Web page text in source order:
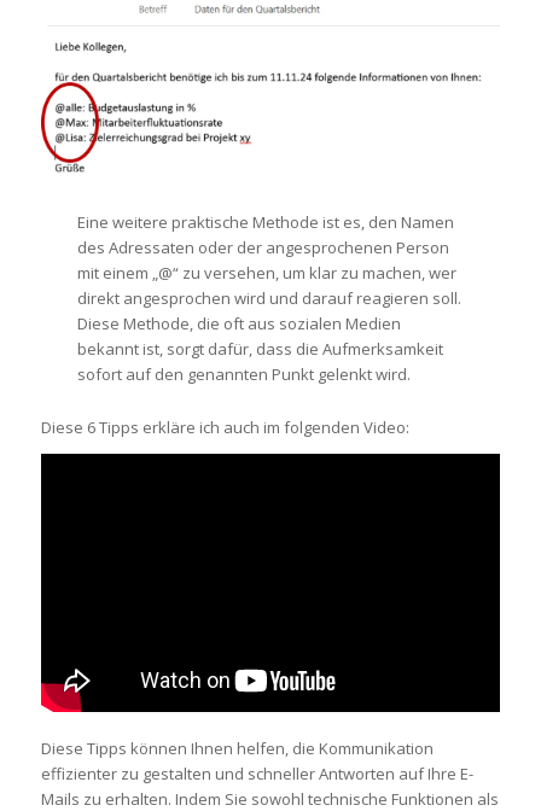
Eine weitere praktische Methode ist es, den Namen
des Adressaten oder der angesprochenen Person
mit einem „@“ zu versehen, um klar zu machen, wer
direkt angesprochen wird und darauf reagieren soll.
Diese Methode, die oft aus sozialen Medien
bekannt ist, sorgt dafür, dass die Aufmerksamkeit
sofort auf den genannten Punkt gelenkt wird.
Diese 6 Tipps erkläre ich auch im folgenden Video:
Diese Tipps können Ihnen helfen, die Kommunikation
effizienter zu gestalten und schneller Antworten auf Ihre E-
Mails zu erhalten. Indem Sie sowohl technische Funktionen als